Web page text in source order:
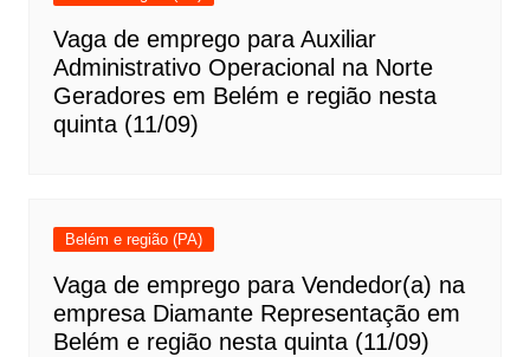
Vaga de emprego para Auxiliar
Administrativo Operacional na Norte
Geradores em Belém e região nesta
quinta (11/09)
Belém e região (PA)
Vaga de emprego para Vendedor(a) na
empresa Diamante Representação em
Belém e região nesta quinta (11/09)